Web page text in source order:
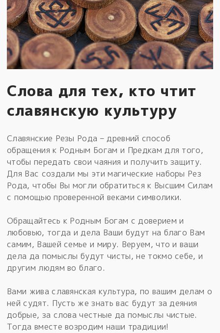
Слова для тех, кто чтит
славянскую культуру
Славянские Резы Рода – древний способ
обращения к Родным Богам и Предкам для того,
чтобы передать свои чаяния и получить защиту.
Для Вас создали мы эти магические наборы Рез
Рода, чтобы Вы могли обратиться к Высшим Силам
с помощью проверенной веками символики.
Обращайтесь к Родным Богам с доверием и
любовью, тогда и дела Ваши будут на благо Вам
самим, Вашей семье и миру. Веруем, что и ваши
дела да помыслы будут чисты, не токмо себе, и
другим людям во благо.
Вами жива славянская культура, по вашим делам о
ней судят. Пусть же знать вас будут за деяния
добрые, за слова честные да помыслы чистые.
Тогда вместе возродим наши традиции!